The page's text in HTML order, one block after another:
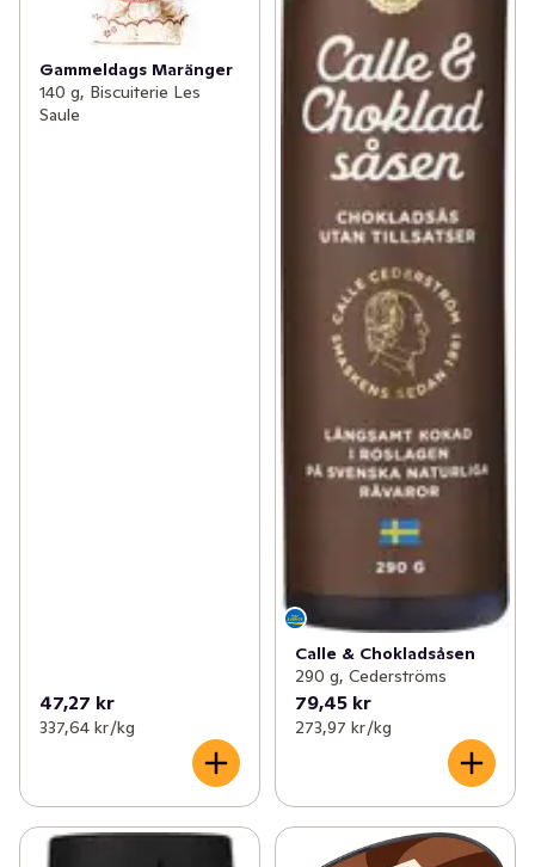
Gammeldags Maränger
140 g, Biscuiterie Les
Saule
47,27 kr
337,64 kr /kg
Calle & Chokladsåsen
290 g, Cederströms
79,45 kr
273,97 kr /kg